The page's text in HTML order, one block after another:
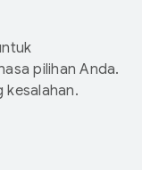
pilihan Anda.
kesalahan.